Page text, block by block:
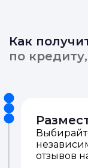
Как
по
отзывов